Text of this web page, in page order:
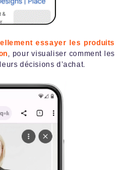
essayer les produits
, pour visualiser comment les
décisions d’achat.